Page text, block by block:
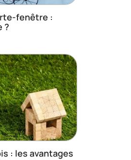
fenêtre :
?
: les avantages